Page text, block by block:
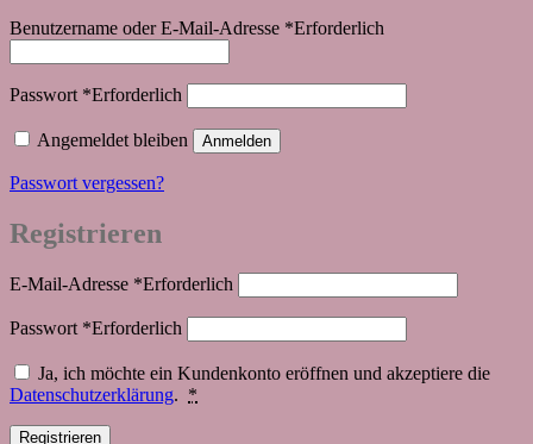
Benutzername oder E-Mail-Adresse *Erforderlich
Passwort *Erforderlich
Angemeldet bleiben Anmelden
Passwort vergessen?
Registrieren
E-Mail-Adresse *Erforderlich
Passwort *Erforderlich
Ja, ich möchte ein Kundenkonto eröffnen und akzeptiere die
Datenschutzerklärung. *
Registrieren